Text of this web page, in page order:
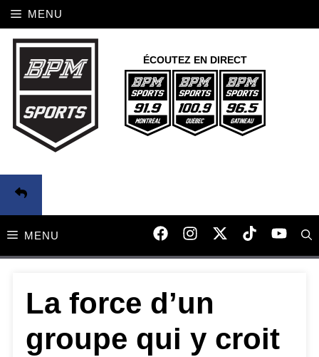
Aller
au
contenu
MENU
ÉCOUTEZ EN DIRECT
MENU
La force d’un
groupe qui y croit